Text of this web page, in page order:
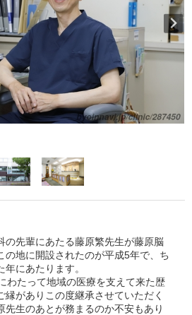
の先輩にあたる藤原繁先生が藤原脳
の地に開設されたのが平成5年で、ち
年にあたります。
わたって地域の医療を支えて来た歴
縁がありこの度継承させていただく
先生のあとが務まるのか不安もあり